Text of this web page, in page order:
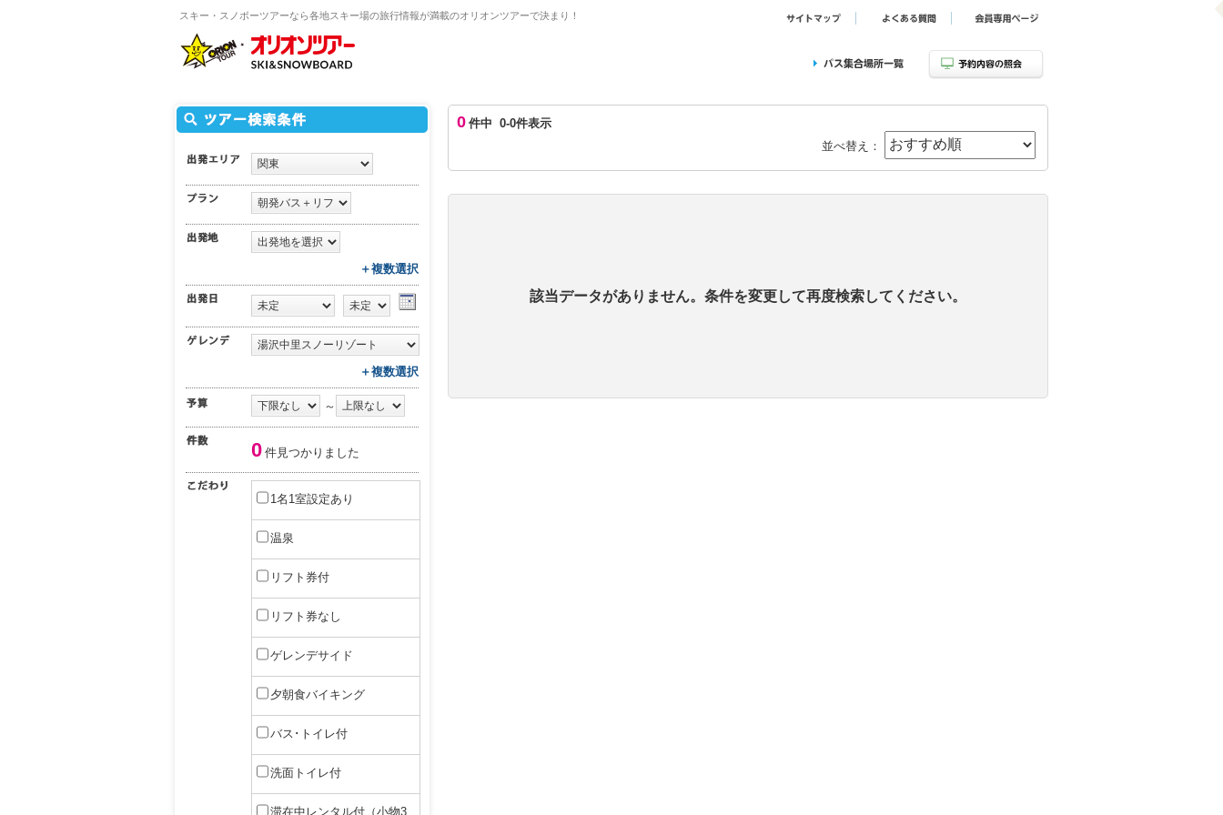
スキー・スノボーツアーなら各地スキー場の旅行情報が満載のオリオンツアーで決まり！
＋複数選択
＋複数選択
～
0 件見つかりました
1名1室設定あり
温泉
リフト券付
リフト券なし
ゲレンデサイド
夕朝食バイキング
バス･トイレ付
洗面トイレ付
滞在中レンタル付（小物3
0 件中 0-0件表示
並べ替え：
該当データがありません。条件を変更して再度検索してください。